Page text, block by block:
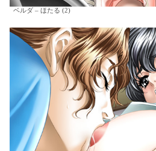
ベルダ – ほたる (2)